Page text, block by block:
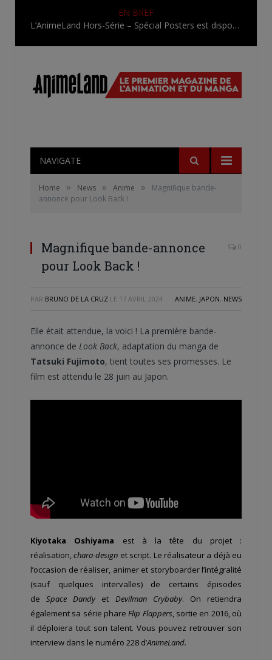
EN BREF
L’AnimeLand Hors-Série – Spécial Posters est disponible !
NAVIGATE
Home » News » Anime »
Magnifique bande-
annonce pour Look Back !
Magnifique bande-annonce
pour Look Back !
0
PAR BRUNO DE LA CRUZ LE 17 AVRIL 2024 ANIME, JAPON, NEWS
Elle était attendue, la voici ! La première bande-
annonce de Look Back, adaptation du manga de
Tatsuki Fujimoto, tient toutes ses promesses. Le
film est attendu le 28 juin au Japon.
Kiyotaka Oshiyama est à la tête du projet :
réalisation,chara-design et script. Le réalisateur a déjà eu
l’occasion de réaliser, animer et storyboarder l’intégralité
(sauf quelques intervalles) de certains épisodes
deSpace Dandy et Devilman Crybaby. On retiendra
également sa série phareFlip Flappers, sortie en 2016, où
il déploiera tout son talent. Vous pouvez retrouver son
interview dans le numéro 228 d’AnimeLand.